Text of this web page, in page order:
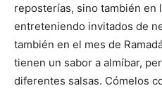
reposterías, sino también en
entreteniendo invitados de
también en el mes de
tienen un sabor a almíbar,
diferentes salsas. Cómelos